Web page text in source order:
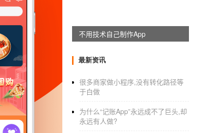
美国的儿童读物非常丰富，有历史，有现
虽然美国历史不长，但是美国的历史里面有
内容的鉴别能力都是原因。其实国内的创作
躺赚神器，淘宝客系统全新上线
最新资讯
很多商家做小程序,没有转化路径等
于白做
为什么“记账App”永远成不了巨头,却
永远有人做?